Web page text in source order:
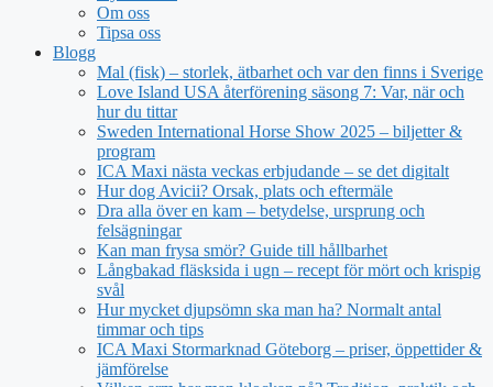
Om oss
Tipsa oss
Blogg
Mal (fisk) – storlek, ätbarhet och var den finns i Sverige
Love Island USA återförening säsong 7: Var, när och
hur du tittar
Sweden International Horse Show 2025 – biljetter &
program
ICA Maxi nästa veckas erbjudande – se det digitalt
Hur dog Avicii? Orsak, plats och eftermäle
Dra alla över en kam – betydelse, ursprung och
felsägningar
Kan man frysa smör? Guide till hållbarhet
Långbakad fläsksida i ugn – recept för mört och krispig
svål
Hur mycket djupsömn ska man ha? Normalt antal
timmar och tips
ICA Maxi Stormarknad Göteborg – priser, öppettider &
jämförelse